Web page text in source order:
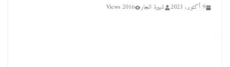
9 أكتوبر، 2023 شهيرة النجار 2016 Views